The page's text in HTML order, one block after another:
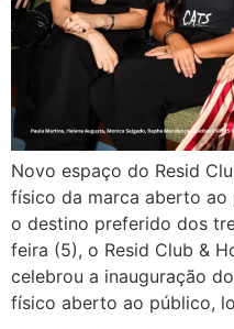
Novo espaço do Resid
físico da marca aberto
o destino preferido dos
feira (5), o Resid Club &
celebrou a inauguração
físico aberto ao público,